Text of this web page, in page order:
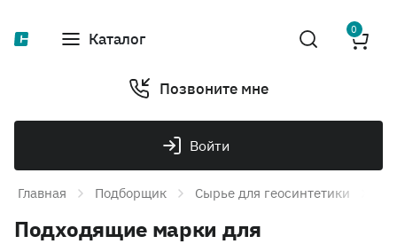
Каталог 0
Позвоните мне
Войти
Главная Подборщик Сырье для геосинтетики
Подходящие марки для